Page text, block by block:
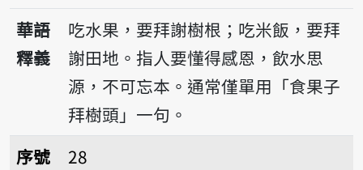
播放音讀
華語
釋義
吃水果，要拜謝樹根；吃米飯，要拜
謝田地。指人要懂得感恩，飲水思
源，不可忘本。通常僅單用「食果子
拜樹頭」一句。
序號28食人頭鍾酒，講人頭句話。
序號
28